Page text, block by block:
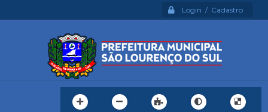
Login / Cadastro